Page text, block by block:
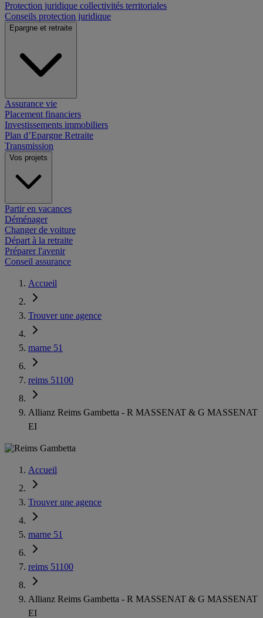
Protection juridique collectivités territoriales
Conseils protection juridique
Epargne et retraite
Assurance vie
Placement financiers
Investissements immobiliers
Plan d’Epargne Retraite
Transmission
Vos projets
Partir en vacances
Déménager
Changer de voiture
Départ à la retraite
Préparer l'avenir
Conseil assurance
Accueil
Trouver une agence
marne 51
reims 51100
Allianz Reims Gambetta - R MASSENAT & G MASSENAT
EI
Accueil
Trouver une agence
marne 51
reims 51100
Allianz Reims Gambetta - R MASSENAT & G MASSENAT
EI